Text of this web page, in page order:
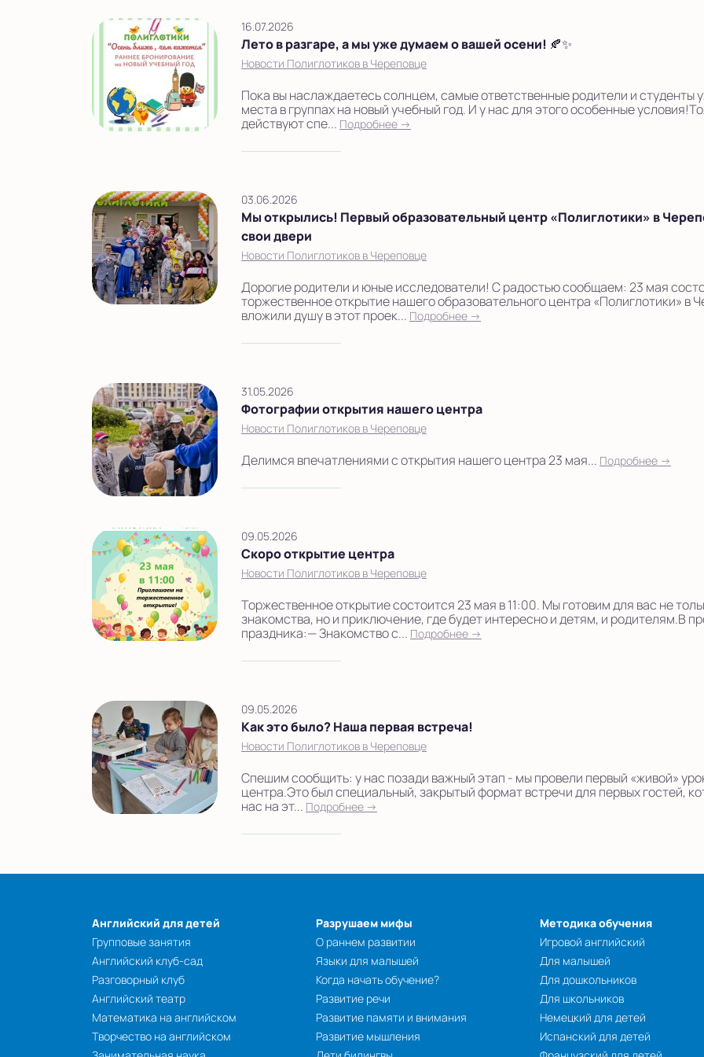
16.07.2026
Лето в разгаре, а мы уже думаем о вашей осени! 🍂✨
Новости Полиглотиков в Череповце
Пока вы наслаждаетесь солнцем, самые ответственные родители и студенты
места в группах на новый учебный год. И у нас для этого особенные
действуют спе... Подробнее →
03.06.2026
Мы открылись! Первый образовательный центр «Полиглотики» в
свои двери
Новости Полиглотиков в Череповце
Дорогие родители и юные исследователи! С радостью сообщаем: 23 мая
торжественное открытие нашего образовательного центра «Полиглотики» в
вложили душу в этот проек... Подробнее →
31.05.2026
Фотографии открытия нашего центра
Новости Полиглотиков в Череповце
Делимся впечатлениями с открытия нашего центра 23 мая... Подробнее →
09.05.2026
Скоро открытие центра
Новости Полиглотиков в Череповце
Торжественное открытие состоится 23 мая в 11:00. Мы готовим для вас не
знакомства, но и приключение, где будет интересно и детям, и родителям.В
праздника:— Знакомство с... Подробнее →
09.05.2026
Как это было? Наша первая встреча!
Новости Полиглотиков в Череповце
Спешим сообщить: у нас позади важный этап - мы провели первый «живой»
центра.Это был специальный, закрытый формат встречи для первых гостей,
нас на эт... Подробнее →
Английский для детей
Групповые занятия
Английский клуб-сад
Разговорный клуб
Английский театр
Математика на английском
Творчество на английском
Разрушаем мифы
О раннем развитии
Языки для малышей
Когда начать обучение?
Развитие речи
Развитие памяти и внимания
Развитие мышления
Методика обучения
Игровой английский
Для малышей
Для дошкольников
Для школьников
Немецкий для детей
Испанский для детей